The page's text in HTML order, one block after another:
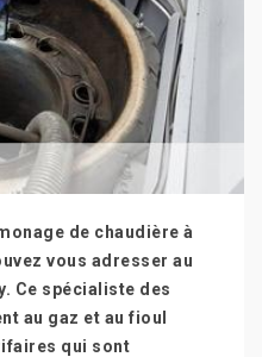
de chaudière à
vous adresser au
Ce spécialiste des
au gaz et au fioul
qui sont